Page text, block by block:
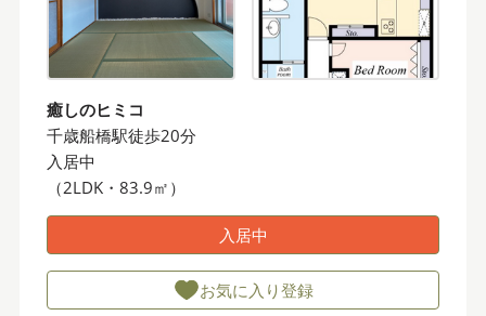
癒しのヒミコ
千歳船橋駅徒歩20分
入居中
（2LDK・83.9㎡）
入居中
お気に入り登録